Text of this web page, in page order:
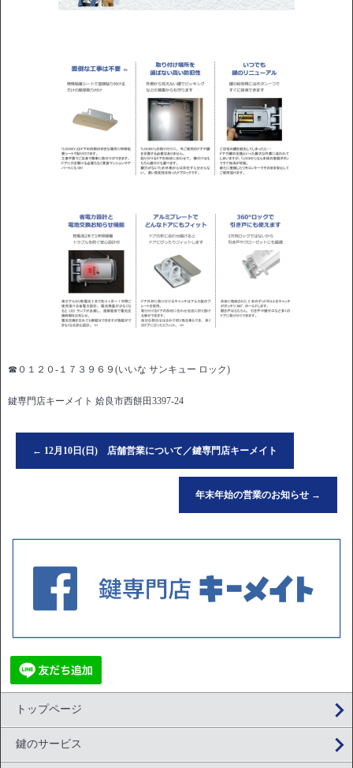
☎０１２０-１７３９６９(いいな サンキュー ロック)
鍵専門店キーメイト 姶良市西餅田3397-24
← 12月10日(日) 店舗営業について／鍵専門店キーメイト
年末年始の営業のお知らせ →
トップページ
鍵のサービス